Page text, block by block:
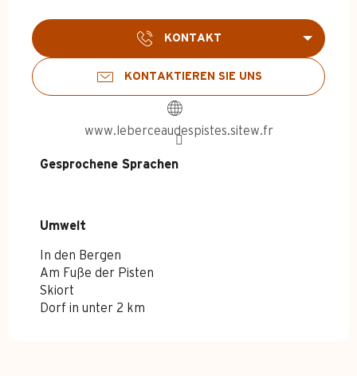
KONTAKT
KONTAKTIEREN SIE UNS
www.leberceaudespistes.sitew.fr
Gesprochene Sprachen
Gesprochene Sprachen
Umwelt
Umwelt
In den Bergen
Am Fuße der Pisten
Skiort
Dorf in unter 2 km